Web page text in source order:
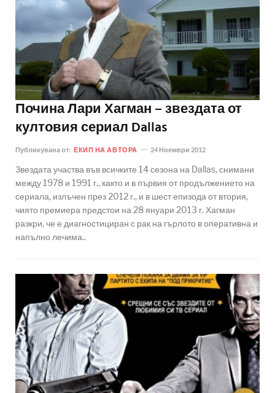
Почина Лари Хагман – звездата от
култовия сериал Dallas
Публикувана от: ЕКИП НА АВТОРА 24 Ноември 2012
Звездата участва във всичките 14 сезона на Dallas, снимани
между 1978 и 1991 г., както и в първия от продължението на
сериала, излъчен през 2012 г., и в шест епизода от втория,
чиято премиера предстои на 28 януари 2013 г. Хагман
разкри, че е диагностициран с рак на гърлото в оперативна и
напълно лечима..